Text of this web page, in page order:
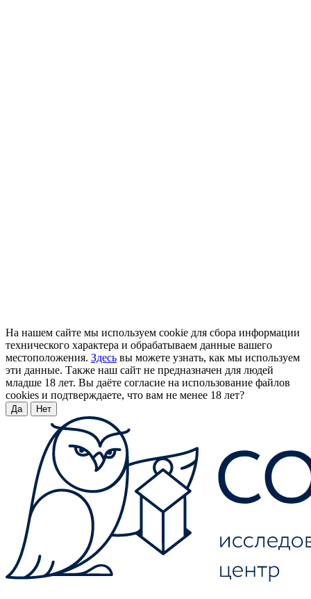
На нашем сайте мы используем cookie для сбора информации
технического характера и обрабатываем данные вашего
местоположения. Здесь вы можете узнать, как мы используем
эти данные. Также наш сайт не предназначен для людей
младше 18 лет. Вы даёте согласие на использование файлов
cookies и подтверждаете, что вам не менее 18 лет?
Да Нет